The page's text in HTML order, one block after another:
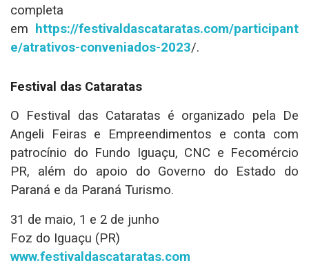
completa
em https://festivaldascataratas.com/participant
e/atrativos-conveniados-2023/.
Festival das Cataratas
O Festival das Cataratas é organizado pela De
Angeli Feiras e Empreendimentos e conta com
patrocínio do Fundo Iguaçu, CNC e Fecomércio
PR, além do apoio do Governo do Estado do
Paraná e da Paraná Turismo.
31 de maio, 1 e 2 de junho
Foz do Iguaçu (PR)
www.festivaldascataratas.com